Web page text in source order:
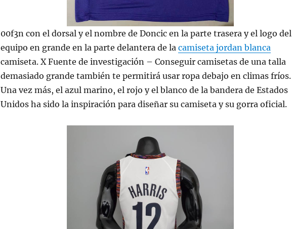
00f3n con el dorsal y el nombre de Doncic en la parte trasera y el logo del
equipo en grande en la parte delantera de lacamiseta jordan blanca
camiseta. X Fuente de investigación – Conseguir camisetas de una talla
demasiado grande también te permitirá usar ropa debajo en climas fríos.
Una vez más, el azul marino, el rojo y el blanco de la bandera de Estados
Unidos ha sido la inspiración para diseñar su camiseta y su gorra oficial.